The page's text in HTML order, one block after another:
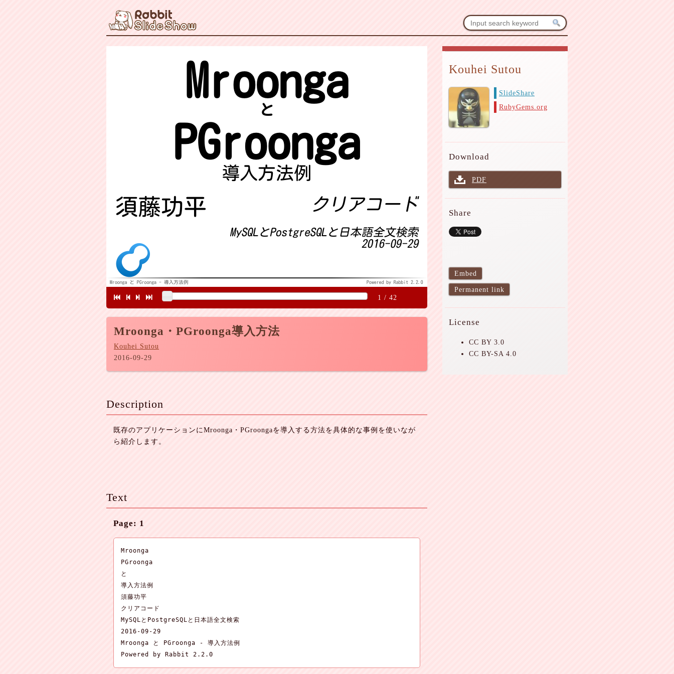
Mroonga・PGroonga導入方法
Kouhei Sutou
2016-09-29
1 / 42
Description
既存のアプリケーションにMroonga・PGroongaを導入する方法を具体的な事例を使いなが
ら紹介します。
Text
Page: 1
Mroonga
PGroonga
と
導入方法例
須藤功平
クリアコード
MySQLとPostgreSQLと日本語全文検索
2016-09-29
Mroonga と PGroonga - 導入方法例
Powered by Rabbit 2.2.0
Kouhei Sutou
SlideShare
RubyGems.org
Download
PDF
Share
Embed
Permanent link
License
CC BY 3.0
CC BY-SA 4.0